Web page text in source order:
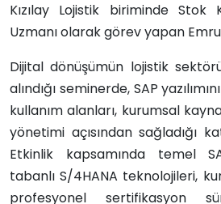
Kızılay Lojistik biriminde
Uzmanı olarak görev yapan
Dijital dönüşümün lojistik
alındığı seminerde, SAP
kullanım alanları, kurumsal
yönetimi açısından sağladığı
Etkinlik kapsamında temel
tabanlı S/4HANA teknolojileri,
profesyonel sertifikasyon